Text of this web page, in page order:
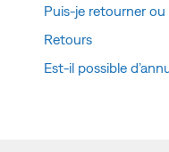
Puis-je retourner
Retours
Est-il possible